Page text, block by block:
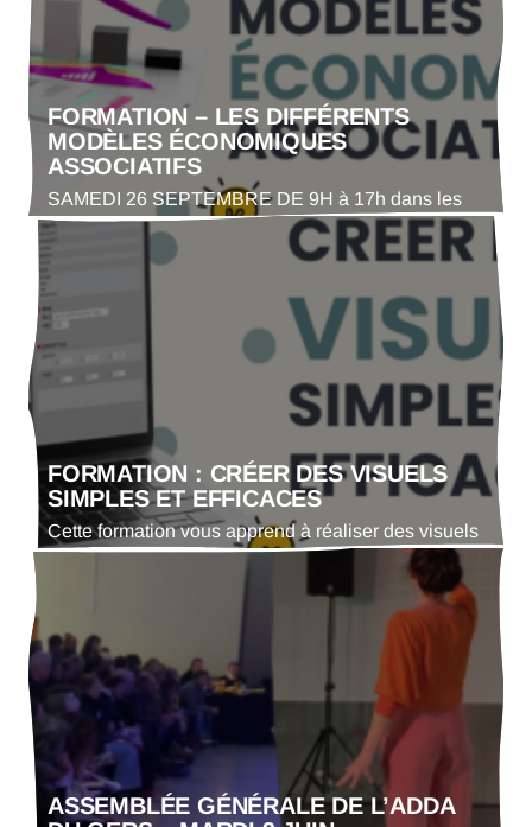
Les participants bénéficieront d’un temps dédié à la
découverte et manipulation du matériel lumière et…
FORMATION – LES DIFFÉRENTS
MODÈLES ÉCONOMIQUES
ASSOCIATIFS
SAMEDI 26 SEPTEMBRE DE 9H à 17h dans les
locaux de la communauté de communes du Grand
Armagnac Cette formation vise à outiller les
bénévoles associatifs gersois à la compréhension
des différents modèles économiques associatifs et
de leur permettre d’identifier les leviers de
diversification des ressources adaptés à leur
structure. Intervenante : Sandrine Marrast,
FORMATION : CRÉER DES VISUELS
SIMPLES ET EFFICACES
Cette formation vous apprend à réaliser des visuels
clairs et attrayants pour mieux communiquer.Vous
découvrirez les bases essentielles (couleurs, textes,
mise en page) et des astuces faciles à appliquer.
L’objectif : vous aider à créer rapidement des
supports visuels efficaces, même sans
compétences en graphisme (avec Canva).
Formation gratuite pour les adhérents de l’Adda
du…
ASSEMBLÉE GÉNÉRALE DE L’ADDA